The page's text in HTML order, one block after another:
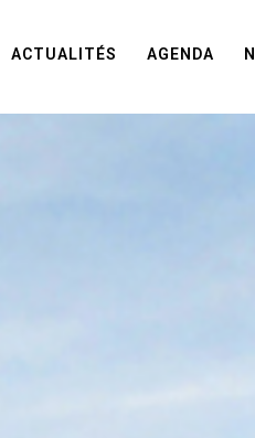
ACTUALITÉS AGENDA